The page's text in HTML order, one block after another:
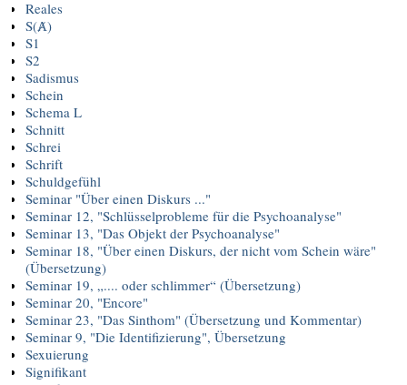
Reales
S(Ⱥ)
S1
S2
Sadismus
Schein
Schema L
Schnitt
Schrei
Schrift
Schuldgefühl
Seminar "Über einen Diskurs ..."
Seminar 12, "Schlüsselprobleme für die Psychoanalyse"
Seminar 13, "Das Objekt der Psychoanalyse"
Seminar 18, "Über einen Diskurs, der nicht vom Schein wäre"
(Übersetzung)
Seminar 19, „.... oder schlimmer“ (Übersetzung)
Seminar 20, "Encore"
Seminar 23, "Das Sinthom" (Übersetzung und Kommentar)
Seminar 9, "Die Identifizierung", Übersetzung
Sexuierung
Signifikant